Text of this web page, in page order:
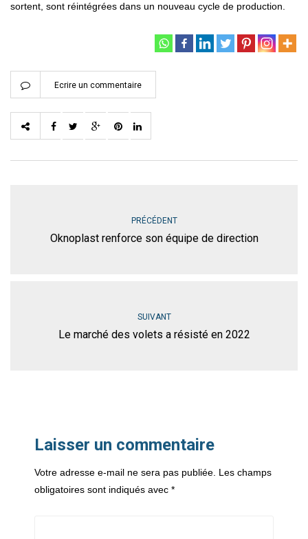
sortent, sont réintégrées dans un nouveau cycle de production.
Ecrire un commentaire
PRÉCÉDENT
Oknoplast renforce son équipe de direction
SUIVANT
Le marché des volets a résisté en 2022
Laisser un commentaire
Votre adresse e-mail ne sera pas publiée. Les champs
obligatoires sont indiqués avec *